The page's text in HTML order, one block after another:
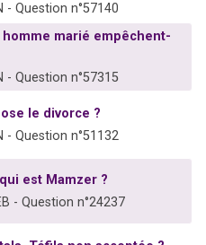
- Question n°57140
marié empêchent-
- Question n°57315
le divorce ?
- Question n°51132
est Mamzer ?
- Question n°24237